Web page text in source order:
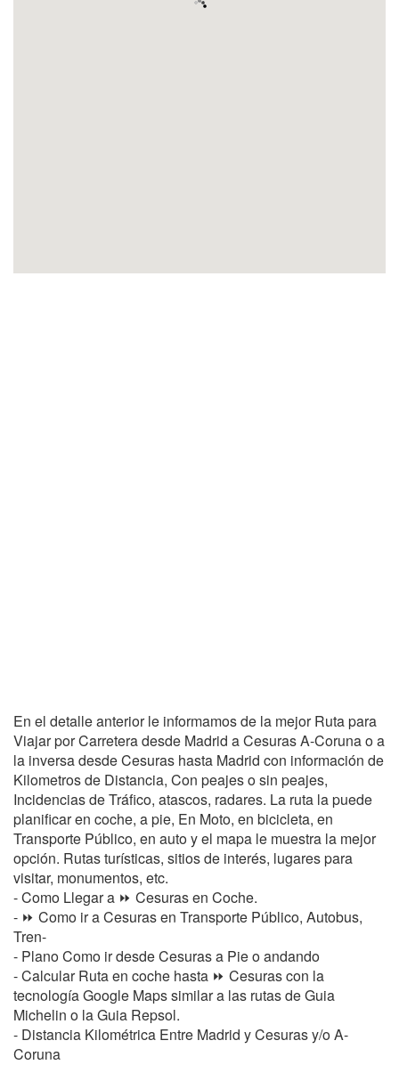
En el detalle anterior le informamos de la mejor Ruta para
Viajar por Carretera desde Madrid a Cesuras A-Coruna o a
la inversa desde Cesuras hasta Madrid con información de
Kilometros de Distancia, Con peajes o sin peajes,
Incidencias de Tráfico, atascos, radares. La ruta la puede
planificar en coche, a pie, En Moto, en bicicleta, en
Transporte Público, en auto y el mapa le muestra la mejor
opción. Rutas turísticas, sitios de interés, lugares para
visitar, monumentos, etc.
- Como Llegar a ⏩ Cesuras en Coche.
- ⏩ Como ir a Cesuras en Transporte Público, Autobus,
Tren-
- Plano Como ir desde Cesuras a Pie o andando
- Calcular Ruta en coche hasta ⏩ Cesuras con la
tecnología Google Maps similar a las rutas de Guia
Michelin o la Guia Repsol.
- Distancia Kilométrica Entre Madrid y Cesuras y/o A-
Coruna